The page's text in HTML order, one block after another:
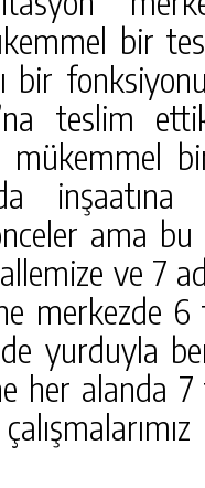
bir
bir
teslim
mükemmel
inşaatına
ama
ve 7
merkezde
yurduyla
her alanda